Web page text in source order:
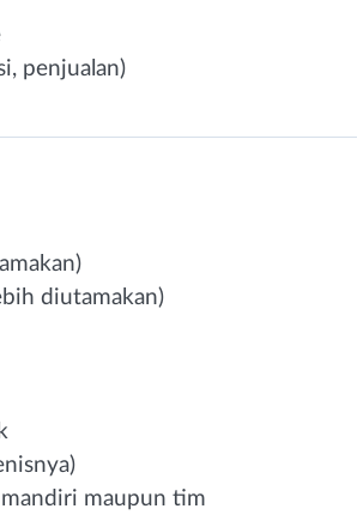
penjualan)
diutamakan)
maupun tim